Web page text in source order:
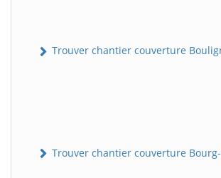
Trouver chantier couverture
Trouver chantier couverture